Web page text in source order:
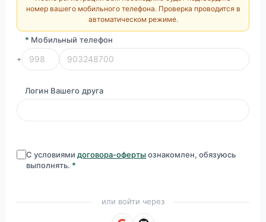
номер вашего мобильного телефона. Проверка проводится в
автоматическом режиме.
* Мобильный телефон
+
Логин Вашего друга
С условиями договора-офертыознакомлен, обязуюсь
выполнять. *
или войти через